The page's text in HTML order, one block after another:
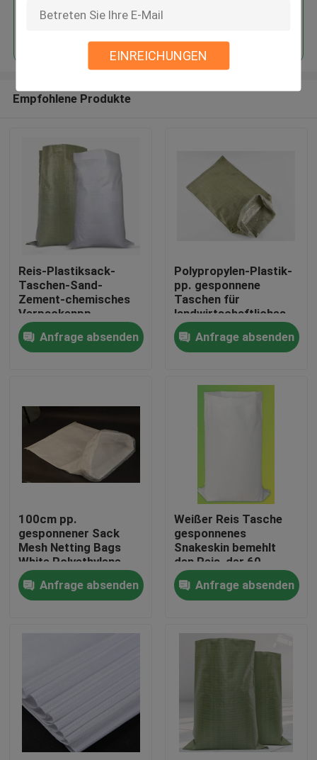
EINREICHUNGEN
Haus
Über uns
Fabrik-Ausflug
Qualitätskontrolle
Treten Sie mit uns in Verbindung
durch Hitze schrumpfbares Rohr
Gewölbter flexible Schläuche
Empfohlene Produkte
Reis-Plastiksack-
Taschen-Sand-
Zement-chemisches
Verpackenpp.
gesponnenes
Polyäthylen
Anfrage absenden
Polypropylen-Plastik-
pp. gesponnene
Taschen für
landwirtschaftliches
25kg 50kg 100gsm
Anfrage absenden
100cm pp.
gesponnener Sack
Mesh Netting Bags
White Polyethylene
recyclebar
Anfrage absenden
Weißer Reis Tasche
gesponnenes
Snakeskin bemehlt
den Reis, der 60
Kilogramm
Ladenverpackt
Anfrage absenden